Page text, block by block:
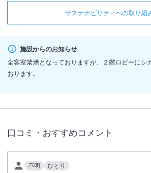
サステナビリティへの取り組
施設からのお知らせ
全客室禁煙となっておりますが、２階ロビーにシ
おります。
口コミ・おすすめコメント
不明
ひとり